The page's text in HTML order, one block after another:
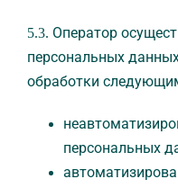
5.3. Оператор
персональных
обработки
персональных